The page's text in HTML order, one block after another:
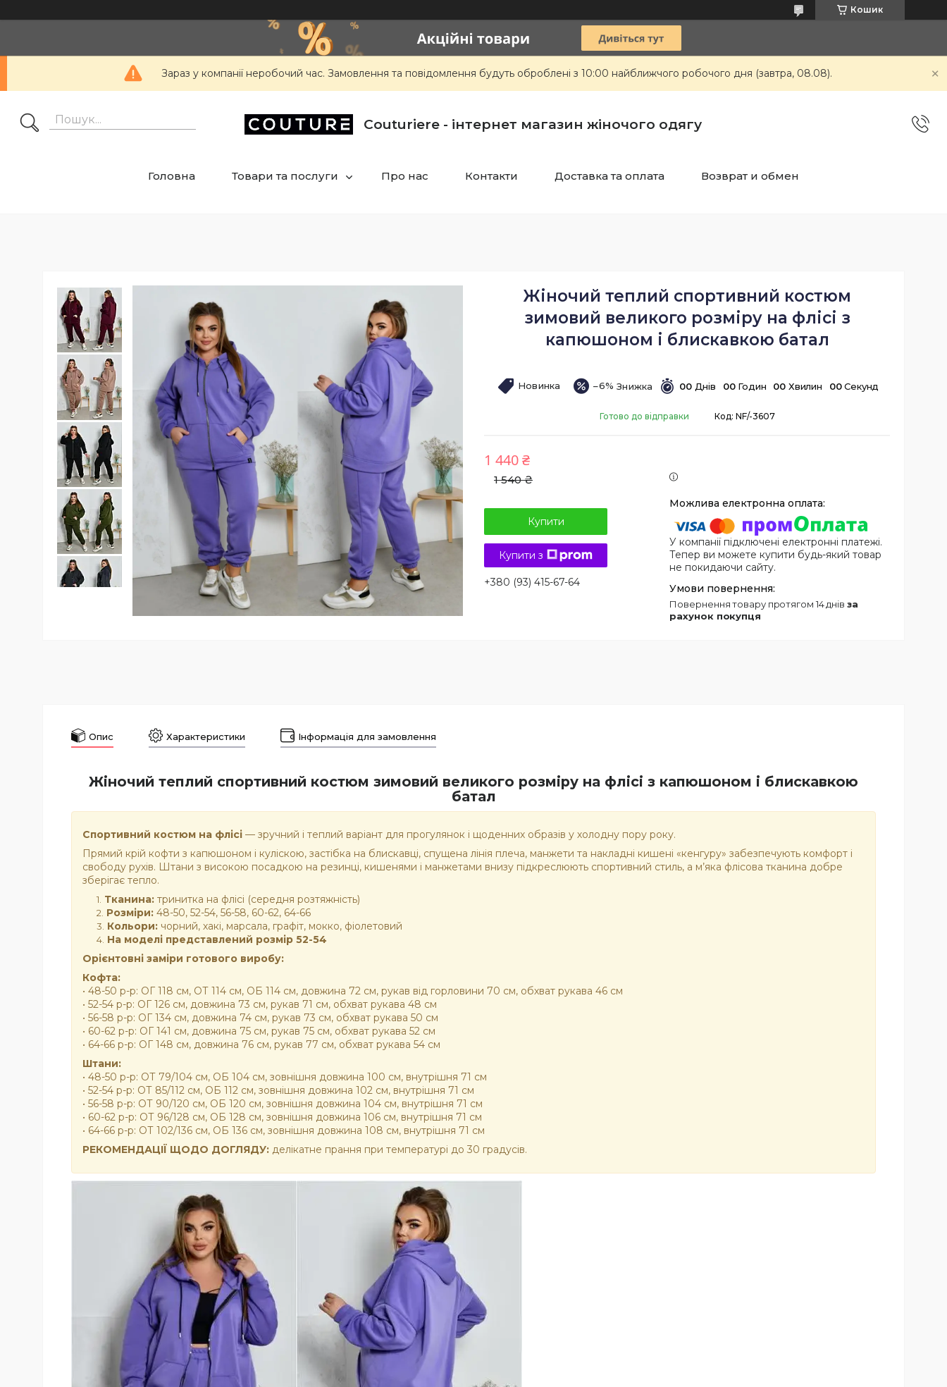
Кошик
Зараз у компанії неробочий час. Замовлення та повідомлення будуть оброблені з 10:00 найближчого робочого дня (завтра, 08.08).
Сouturiere - інтернет магазин жіночого одягу
Головна Товари та послуги Про нас Контакти Доставка та оплата Возврат и обмен
Жіночий теплий спортивний костюм
зимовий великого розміру на флісі з
капюшоном і блискавкою батал
Новинка –6% 00 Днів 00 Годин 00 Хвилин 00 Секунд
Готово до відправки Код: NF/-3607
1 540 ₴
1 440 ₴
Купити
Купити з
+380 (93) 415-67-64
У компанії підключені електронні платежі.
Тепер ви можете купити будь-який товар
не покидаючи сайту.
повернення товару протягом 14 днів за
рахунок покупця
Опис Характеристики Інформація для замовлення
Жіночий теплий спортивний костюм зимовий великого розміру на флісі з капюшоном і блискавкою
батал
Спортивний костюм на флісі — зручний і теплий варіант для прогулянок і щоденних образів у холодну пору року.
Прямий крій кофти з капюшоном і куліскою, застібка на блискавці, спущена лінія плеча, манжети та накладні кишені «кенгуру» забезпечують комфорт і
свободу рухів. Штани з високою посадкою на резинці, кишенями і манжетами внизу підкреслюють спортивний стиль, а м’яка флісова тканина добре
зберігає тепло.
Тканина: тринитка на флісі (середня розтяжність)
Розміри: 48-50, 52-54, 56-58, 60-62, 64-66
Кольори: чорний, хакі, марсала, графіт, мокко, фіолетовий
На моделі представлений розмір 52-54
Орієнтовні заміри готового виробу:
Кофта:
• 48-50 р-р: ОГ 118 см, ОТ 114 см, ОБ 114 см, довжина 72 см, рукав від горловини 70 см, обхват рукава 46 см
• 52-54 р-р: ОГ 126 см, довжина 73 см, рукав 71 см, обхват рукава 48 см
• 56-58 р-р: ОГ 134 см, довжина 74 см, рукав 73 см, обхват рукава 50 см
• 60-62 р-р: ОГ 141 см, довжина 75 см, рукав 75 см, обхват рукава 52 см
• 64-66 р-р: ОГ 148 см, довжина 76 см, рукав 77 см, обхват рукава 54 см
Штани:
• 48-50 р-р: ОТ 79/104 см, ОБ 104 см, зовнішня довжина 100 см, внутрішня 71 см
• 52-54 р-р: ОТ 85/112 см, ОБ 112 см, зовнішня довжина 102 см, внутрішня 71 см
• 56-58 р-р: ОТ 90/120 см, ОБ 120 см, зовнішня довжина 104 см, внутрішня 71 см
• 60-62 р-р: ОТ 96/128 см, ОБ 128 см, зовнішня довжина 106 см, внутрішня 71 см
• 64-66 р-р: ОТ 102/136 см, ОБ 136 см, зовнішня довжина 108 см, внутрішня 71 см
РЕКОМЕНДАЦІЇ ЩОДО ДОГЛЯДУ: делікатне прання при температурі до 30 градусів.